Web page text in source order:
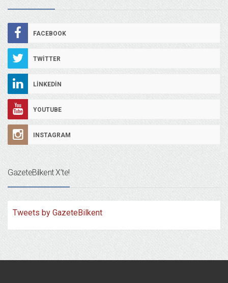
FACEBOOK
TWITTER
LINKEDIN
YOUTUBE
INSTAGRAM
GazeteBilkent X’te!
Tweets by GazeteBilkent